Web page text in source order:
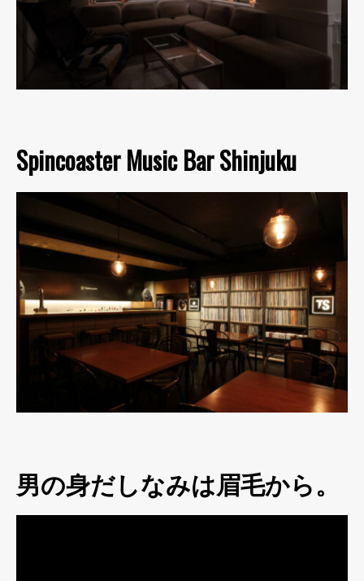
Spincoaster Music Bar Shinjuku
男の身だしなみは眉毛から。